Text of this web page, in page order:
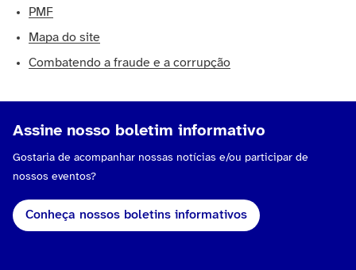
PMF
Mapa do site
Combatendo a fraude e a corrupção
Assine nosso boletim informativo
Gostaria de acompanhar nossas notícias e/ou participar de
nossos eventos?
Conheça nossos boletins informativos